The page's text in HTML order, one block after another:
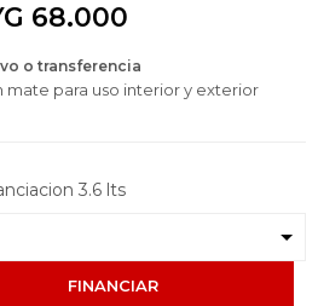
68.000
o transferencia
mate para uso interior y exterior
3.6 lts
FINANCIAR